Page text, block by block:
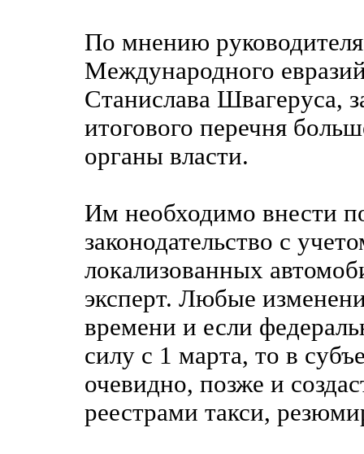
По мнению
Международного
Станислава Швагеруса,
итогового перечня
органы власти.
Им необходимо внести
законодательство с
локализованных
эксперт. Любые
времени и если
силу с 1 марта, то в
очевидно, позже и
реестрами такси,